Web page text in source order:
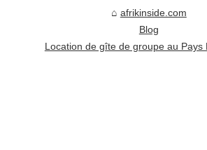
afrikinside.com
Blog
Location de gîte de groupe au Pays